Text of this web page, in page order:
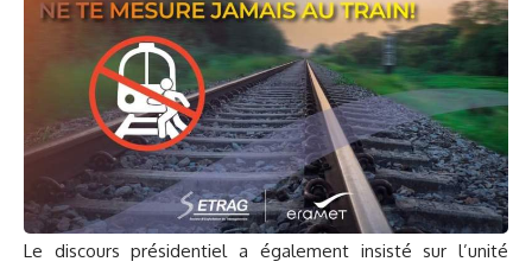
Le discours présidentiel a également insisté sur l’unité